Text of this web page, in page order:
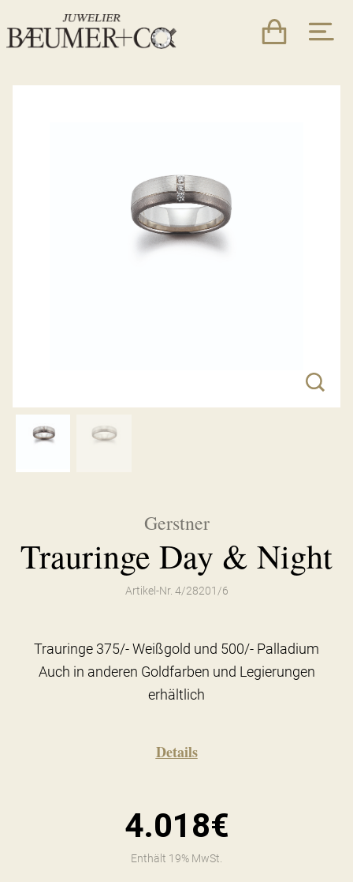
Gerstner
Trauringe Day & Night
Artikel-Nr. 4/28201/6
Trauringe 375/- Weißgold und 500/- Palladium
Auch in anderen Goldfarben und Legierungen
erhältlich
Details
4.018€
Enthält 19% MwSt.